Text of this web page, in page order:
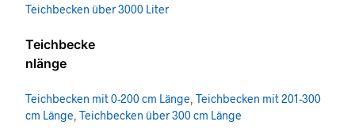
Teichbecken über 3000 Liter
Teichbecke
nlänge
Teichbecken mit 0-200 cm Länge Teichbecken mit 201-300
cm Länge Teichbecken über 300 cm Länge